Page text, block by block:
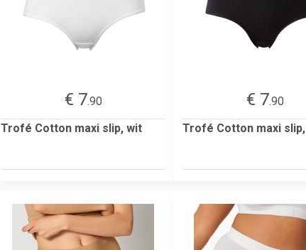
€ 7.90
Trofé Cotton maxi slip, wit
€ 7.90
Trofé Cotton maxi